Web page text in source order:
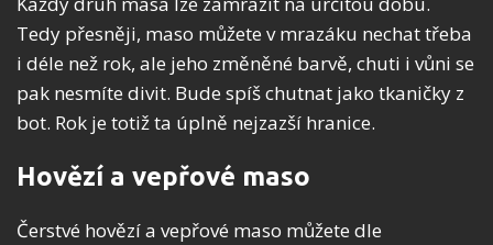
Tedy přesněji, maso můžete v mrazáku nechat třeba
i déle než rok, ale jeho změněné barvě, chuti i vůni se
pak nesmíte divit. Bude spíš chutnat jako tkaničky z
bot. Rok je totiž ta úplně nejzazší hranice.
Hovězí a vepřové maso
Čerstvé hovězí a vepřové maso můžete dle